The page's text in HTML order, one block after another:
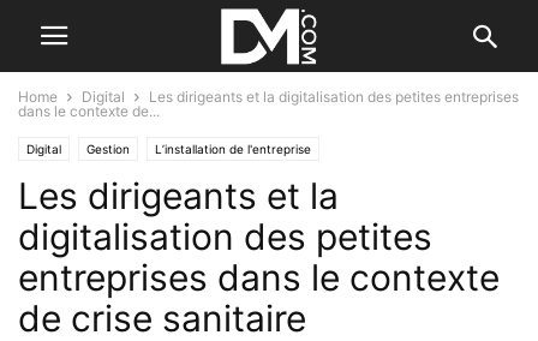
Home Digital
Les dirigeants et la digitalisation des petites entreprises
dans le contexte de...
Digital Gestion L’installation de l'entreprise
Les dirigeants et la
digitalisation des petites
entreprises dans le contexte
de crise sanitaire